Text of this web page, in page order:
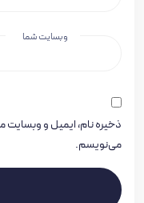
وبسایت شما
ذخیره نام، ایمیل و وبسایت
می‌نویسم.